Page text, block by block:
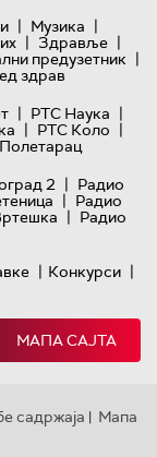
| Музика |
| Здравље |
предузетник |
здрав
| РТС Наука |
| РТС Коло |
2 | Радио
| Радио
| Радио
| Конкурси |
МАПА САЈТА
садржаја | Мапа